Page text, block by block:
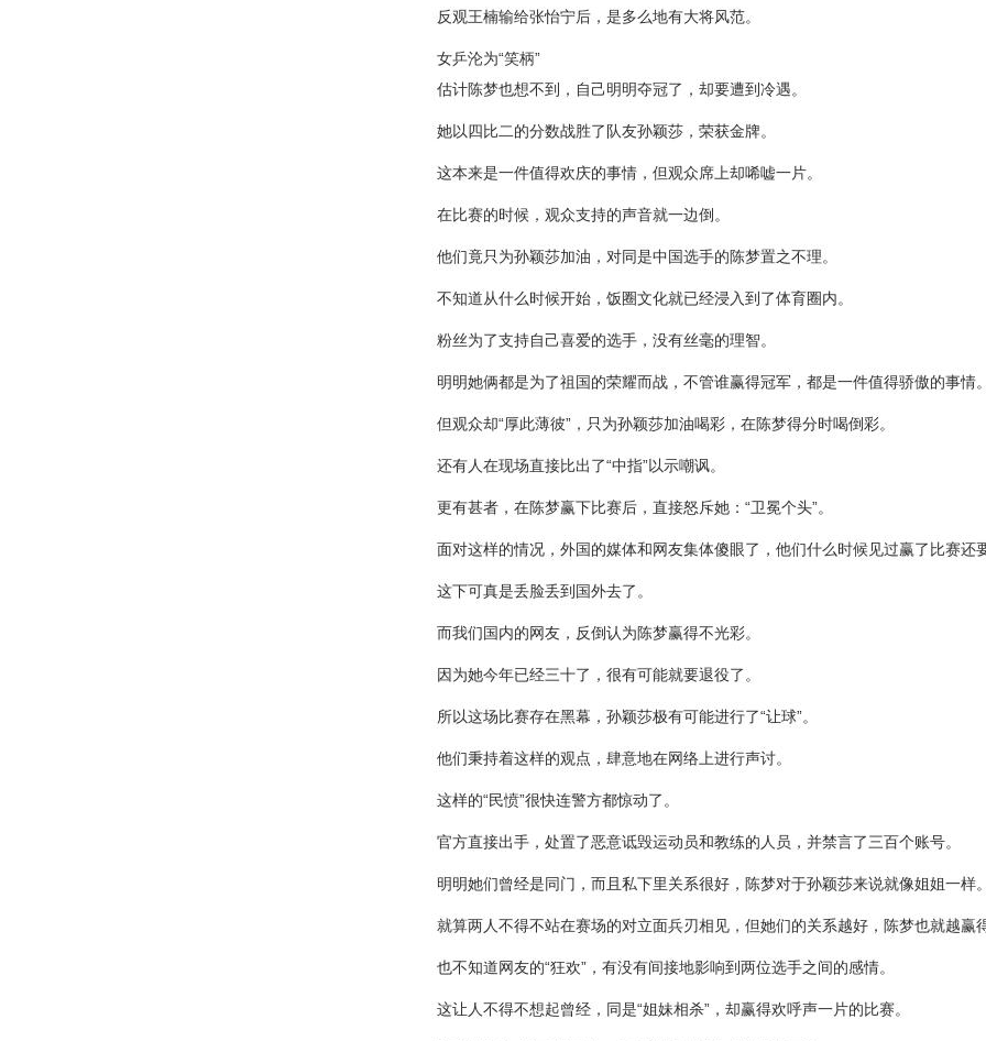
反观王楠输给张怡宁后，是多么地有大将风范。
女乒沦为“笑柄”
估计陈梦也想不到，自己明明夺冠了，却要遭到冷遇。
她以四比二的分数战胜了队友孙颖莎，荣获金牌。
这本来是一件值得欢庆的事情，但观众席上却唏嘘一片。
在比赛的时候，观众支持的声音就一边倒。
他们竟只为孙颖莎加油，对同是中国选手的陈梦置之不理。
不知道从什么时候开始，饭圈文化就已经浸入到了体育圈内。
粉丝为了支持自己喜爱的选手，没有丝毫的理智。
明明她俩都是为了祖国的荣耀而战，不管谁赢得冠军，都是一件值得骄傲的事情
但观众却“厚此薄彼”，只为孙颖莎加油喝彩，在陈梦得分时喝倒彩。
还有人在现场直接比出了“中指”以示嘲讽。
更有甚者，在陈梦赢下比赛后，直接怒斥她：“卫冕个头”。
面对这样的情况，外国的媒体和网友集体傻眼了，他们什么时候见过赢了比赛还
这下可真是丢脸丢到国外去了。
而我们国内的网友，反倒认为陈梦赢得不光彩。
因为她今年已经三十了，很有可能就要退役了。
所以这场比赛存在黑幕，孙颖莎极有可能进行了“让球”。
他们秉持着这样的观点，肆意地在网络上进行声讨。
这样的“民愤”很快连警方都惊动了。
官方直接出手，处置了恶意诋毁运动员和教练的人员，并禁言了三百个账号。
明明她们曾经是同门，而且私下里关系很好，陈梦对于孙颖莎来说就像姐姐一样
就算两人不得不站在赛场的对立面兵刃相见，但她们的关系越好，陈梦也就越赢
也不知道网友的“狂欢”，有没有间接地影响到两位选手之间的感情。
这让人不得不想起曾经，同是“姐妹相杀”，却赢得欢呼声一片的比赛。